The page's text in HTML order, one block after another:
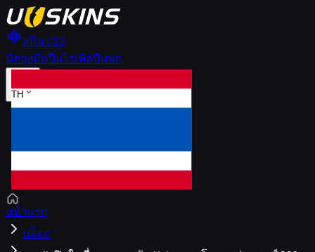
สกิน CS2
มีดถุงมือปืนไรเฟิลปืนพก
TH
หน้าแรก
บล็อก